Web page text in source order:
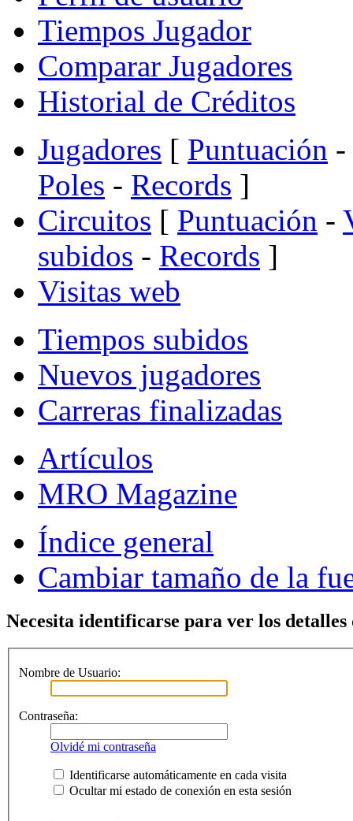
Tiempos Jugador
Comparar Jugadores
Historial de Créditos
Jugadores [ Puntuación -
Poles - Records ]
Circuitos [ Puntuación -
subidos - Records ]
Visitas web
Tiempos subidos
Nuevos jugadores
Carreras finalizadas
Artículos
MRO Magazine
Índice general
Cambiar tamaño de la
Necesita identificarse para ver los detalles
Nombre de Usuario:
Contraseña:
Olvidé mi contraseña
Identificarse automáticamente en cada visita
Ocultar mi estado de conexión en esta sesión